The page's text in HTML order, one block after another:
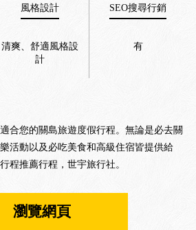
風格設計
清爽、舒適風格設
計
SEO搜尋行銷
有
合您的關島旅遊度假行程。無論是必去關
活動以及必吃美食和高級住宿皆提供給
程推薦行程，世宇旅行社。
瀏覽網頁